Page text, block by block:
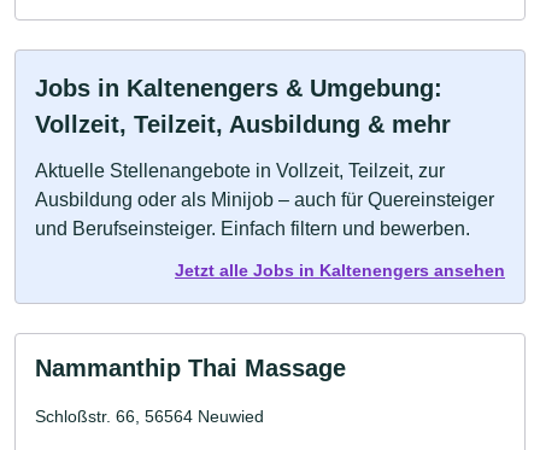
Jobs in Kaltenengers & Umgebung:
Vollzeit, Teilzeit, Ausbildung & mehr
Aktuelle Stellenangebote in Vollzeit, Teilzeit, zur
Ausbildung oder als Minijob – auch für Quereinsteiger
und Berufseinsteiger. Einfach filtern und bewerben.
Jetzt alle Jobs in Kaltenengers ansehen
Nammanthip Thai Massage
Schloßstr. 66, 56564 Neuwied